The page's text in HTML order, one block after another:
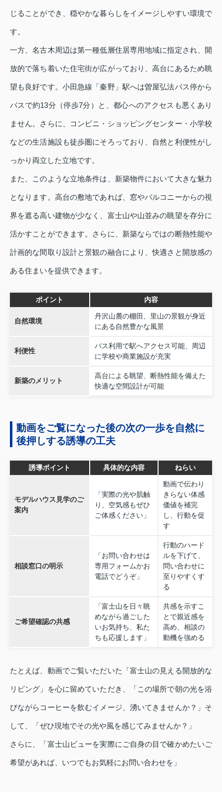
じることができ、穏やかな暮らしをイメージしやすい環境で
す。
一方、名古木周辺は第一種低層住居専用地域に指定され、開
放的で落ち着いた住宅街が広がっており、高台にあるため眺
望も良好です。小田急線「秦野」駅へは曽屋弘法バス停から
バスで約13分（停歩7分）と、都心へのアクセスも悪くあり
ません。さらに、コンビニ・ショッピングセンター・小学校
などの生活施設も徒歩圏にそろっており、自然と利便性がし
っかり両立した立地です。
また、このような立地条件は、新築物件において大きな魅力
となります。高台の敷地であれば、窓やバルコニーからの視
界を遮る高い建物が少なく、富士山や山並みの眺望を存分に
活かすことができます。さらに、新築ならではの断熱性能や
計画的な間取り設計と景観の融合により、快適さと開放感の
ある住まいを提供できます。
ポイント 内容
自然環境
丹沢山麓の棚田、里山の景観が身近
にある自然豊かな風景
利便性
バス利用で駅へアクセス可能、周辺
に学校や商業施設が充実
新築のメリット
高台による眺望、断熱性能を備えた
快適な空間設計が可能
動画をご覧になった後の次の一歩を自然に
後押しする誘導の工夫
誘導ポイント 具体的な内容 ねらい
モデルハウス見学のご
案内
「実際の光や肌触
り、空気感もぜひ
ご体感ください」
動画で伝わり
きらない体感
価値を補完
し、行動を促
す
相談窓口の明示
「お問い合わせは
専用フォームかお
電話でどうぞ」
行動のハード
ルを下げて、
問い合わせに
至りやすくす
る
ご希望確認の共感
「富士山を日々眺
めながら過ごした
いお気持ち、私た
ちも応援します」
共感を示すこ
とで親近感を
高め、相談の
動機を強める
たとえば、動画でご覧いただいた「富士山の見える開放的な
リビング」を心に留めていただき、「この場所で朝の光を浴
びながらコーヒーを飲むイメージ、湧いてきませんか？」そ
して、「ぜひ現地でその光や風を感じてみませんか？」
さらに、「富士山ビューを実際にご自身の目で確かめたいご
希望があれば、いつでもお気軽にお問い合わせを」